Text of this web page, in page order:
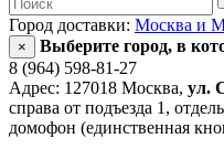
Город доставки: Москва и
×
Выберите город, в
8 (964) 598-81-27
Адрес: 127018 Москва, ул.
справа от подъезда 1,
домофон (единственная